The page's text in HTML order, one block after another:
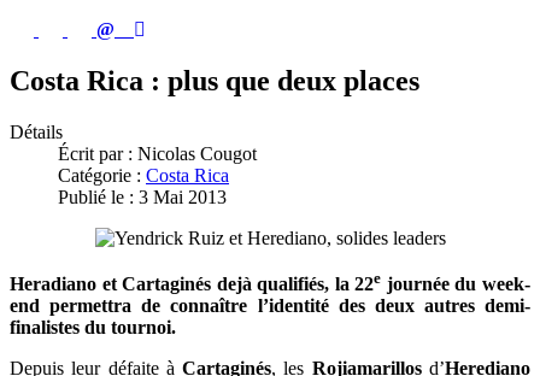
Costa Rica : plus que deux places
Détails
Écrit par : Nicolas Cougot
Catégorie : Costa Rica
Publié le : 3 Mai 2013
Heradiano et Cartaginés dejà qualifiés, la 22e journée du week-
end permettra de connaître l’identité des deux autres demi-
finalistes du tournoi.
Depuis leur défaite àCartaginés, les Rojiamarillosd’Herediano